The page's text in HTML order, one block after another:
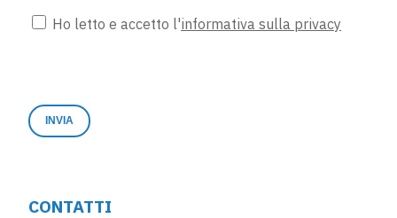
Ho letto e accetto l'informativa sulla privacy
CONTATTI